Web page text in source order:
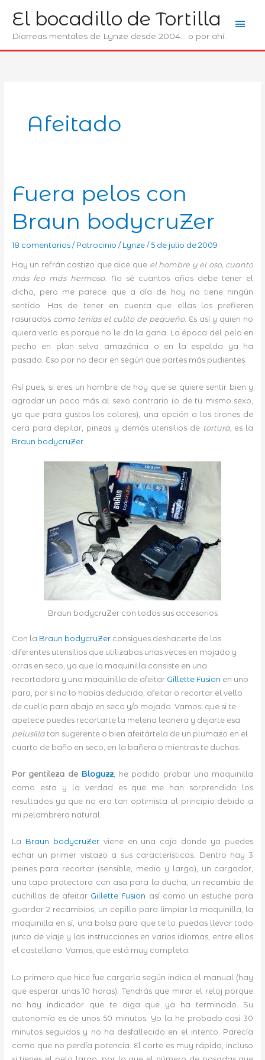
contenido
El bocadillo de Tortilla
Diarreas mentales de Lynze desde 2004... o por ahí.
Afeitado
Fuera pelos con
Braun bodycruZer
18 comentarios / Patrocinio / Lynze /5 de julio de 2009
Hay un refrán castizo que dice que el hombre y el oso, cuanto
más feo más hermoso. No sé cuantos años debe tener el
dicho, pero me parece que a día de hoy no tiene ningún
sentido. Has de tener en cuenta que ellas los prefieren
rasurados como tenías el culito de pequeño. Es así y quien no
quiera verlo es porque no le da la gana. La época del pelo en
pecho en plan selva amazónica o en la espalda ya ha
pasado. Eso por no decir en según que partes más pudientes.
Así pues, si eres un hombre de hoy que se quiere sentir bien y
agradar un poco más al sexo contrario (o de tu mismo sexo,
ya que para gustos los colores), una opción a los tirones de
cera para depilar, pinzas y demás utensilios de tortura, es la
Braun bodycruZer.
Braun bodycruZer con todos sus accesorios
Con la Braun bodycruZerconsigues deshacerte de los
diferentes utensilios que utilizabas unas veces en mojado y
otras en seco, ya que la maquinilla consiste en una
recortadora y una maquinilla de afeitar Gillette Fusion en uno
para, por si no lo habías deducido, afeitar o recortar el vello
de cuello para abajo en seco y/o mojado. Vamos, que si te
apetece puedes recortarte la melena leonera y dejarte esa
pelusillatan sugerente o bien afeitártela de un plumazo en el
cuarto de baño en seco, en la bañera o mientras te duchas.
Por gentileza de Bloguzz, he podido probar una maquinilla
como esta y la verdad es que me han sorprendido los
resultados ya que no era tan optimista al principio debido a
mi pelambrera natural.
La Braun bodycruZerviene en una caja donde ya puedes
echar un primer vistazo a sus características. Dentro hay 3
peines para recortar (sensible, medio y largo), un cargador,
una tapa protectora con asa para la ducha, un recambio de
cuchillas de afeitar Gillette Fusion así como un estuche para
guardar 2 recambios, un cepillo para limpiar la maquinilla, la
maquinilla en sí, una bolsa para que te lo puedas llevar todo
junto de viaje y las instrucciones en varios idiomas, entre ellos
el castellano. Vamos, que está muy completa.
Lo primero que hice fue cargarla según indica el manual (hay
que esperar unas 10 horas). Tendrás que mirar el reloj porque
no hay indicador que te diga que ya ha terminado. Su
autonomía es de unos 50 minutos. Yo la he probado casi 30
minutos seguidos y no ha desfallecido en el intento. Parecía
como que no perdía potencia. El corte es muy rápido, incluso